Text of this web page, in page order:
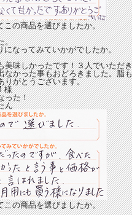
この商品を選びましたか。
。
になってみていかがでしたか。
美味しかったです！３人でいただ
なかった事もおどろきました。脂
りがとうございます。
様
った！
ん
この商品を選びましたか。